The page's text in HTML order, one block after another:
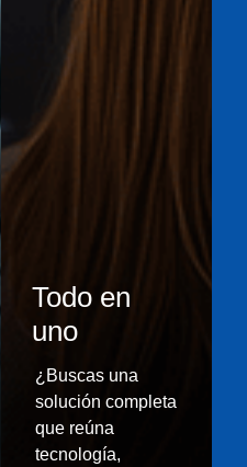
Todo en
uno
¿Buscas una
solución completa
que reúna
tecnología,